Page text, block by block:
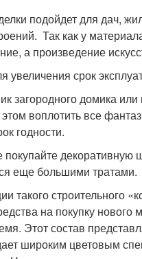
подойдет для дач,
Так как у
а произведение
увеличения срок
загородного домика
этом воплотить все
годности.
покупайте декоративную
еще большими тратами.
такого строительного
на покупку нового
Этот состав
широким цветовым